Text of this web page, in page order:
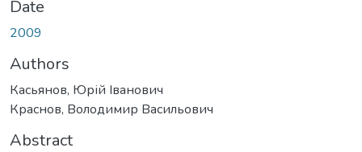
Date
2009
Authors
Касьянов, Юрій Іванович
Краснов, Володимир Васильович
Abstract